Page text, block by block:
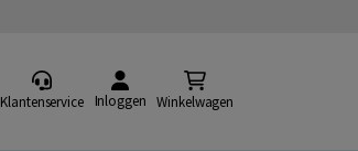
Klantenservice Inloggen Winkelwagen